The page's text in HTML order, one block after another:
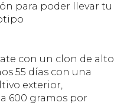
para poder llevar tu
con un clon de alto
55 días con una
exterior,
600 gramos por